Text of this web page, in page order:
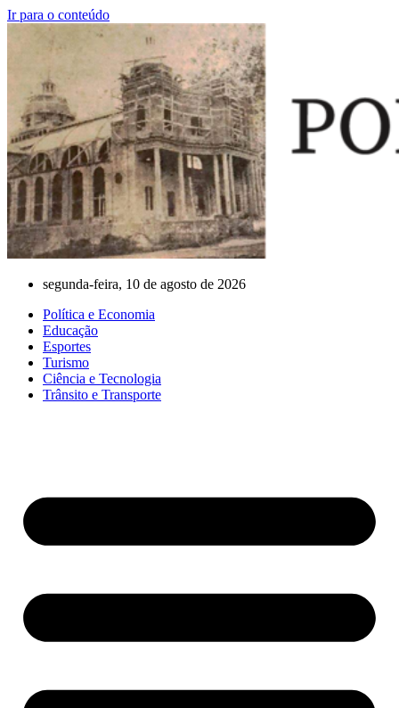
Ir para o conteúdo
segunda-feira, 10 de agosto de 2026
Política e Economia
Educação
Esportes
Turismo
Ciência e Tecnologia
Trânsito e Transporte